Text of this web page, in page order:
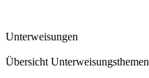
Unterweisungen
Übersicht Unterweisungsthemen